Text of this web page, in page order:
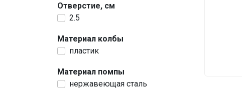
Отверстие, см
2.5
Материал колбы
пластик
Материал помпы
нержавеющая сталь